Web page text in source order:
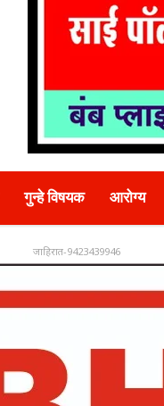
गुन्हे विषयक आरोग्य
जाहिरात-9423439946